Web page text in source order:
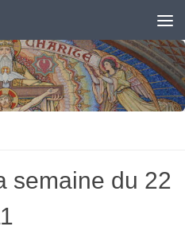
semaine du 22